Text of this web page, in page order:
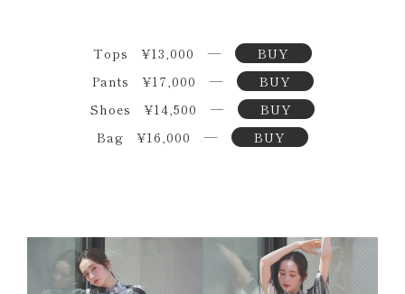
Tops ¥13,000 ―
BUY
Pants ¥17,000 ―
BUY
Shoes ¥14,500 ―
BUY
Bag ¥16,000 ―
BUY